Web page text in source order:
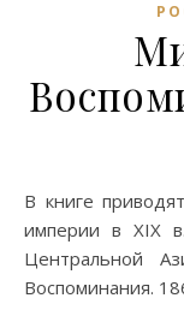
В книге приводятся сведения по истории Российской
империи в XIX
Центральной
Воспоминания.